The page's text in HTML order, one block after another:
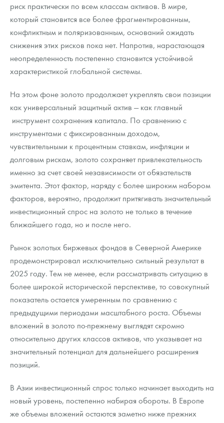
риск практически по всем классам активов. В мире,
который становится все более фрагментированным,
конфликтным и поляризованным, оснований ожидать
снижения этих рисков пока нет. Напротив, нарастающая
неопределенность постепенно становится устойчивой
характеристикой глобальной системы.
На этом фоне золото продолжает укреплять свои позиции
как универсальный защитный актив — как главный
инструмент сохранения капитала. По сравнению с
инструментами с фиксированным доходом,
чувствительными к процентным ставкам, инфляции и
долговым рискам, золото сохраняет привлекательность
именно за счет своей независимости от обязательств
эмитента. Этот фактор, наряду с более широким набором
факторов, вероятно, продолжит притягивать значительный
инвестиционный спрос на золото не только в течение
ближайшего года, но и после него.
Рынок золотых биржевых фондов в Северной Америке
продемонстрировал исключительно сильный результат в
2025 году. Тем не менее, если рассматривать ситуацию в
более широкой исторической перспективе, то совокупный
показатель остается умеренным по сравнению с
предыдущими периодами масштабного роста. Объемы
вложений в золото по-прежнему выглядят скромно
относительно других классов активов, что указывает на
значительный потенциал для дальнейшего расширения
позиций.
В Азии инвестиционный спрос только начинает выходить на
новый уровень, постепенно набирая обороты. В Европе
же объемы вложений остаются заметно ниже прежних